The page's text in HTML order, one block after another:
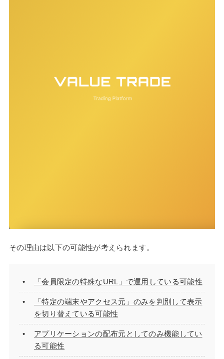
その理由は以下の可能性が考えられます。
「会員限定の特殊なURL」で運用している可能性
「特定の端末やアクセス元」のみを判別して表示
を切り替えている可能性
アプリケーションの配布元としてのみ機能してい
る可能性